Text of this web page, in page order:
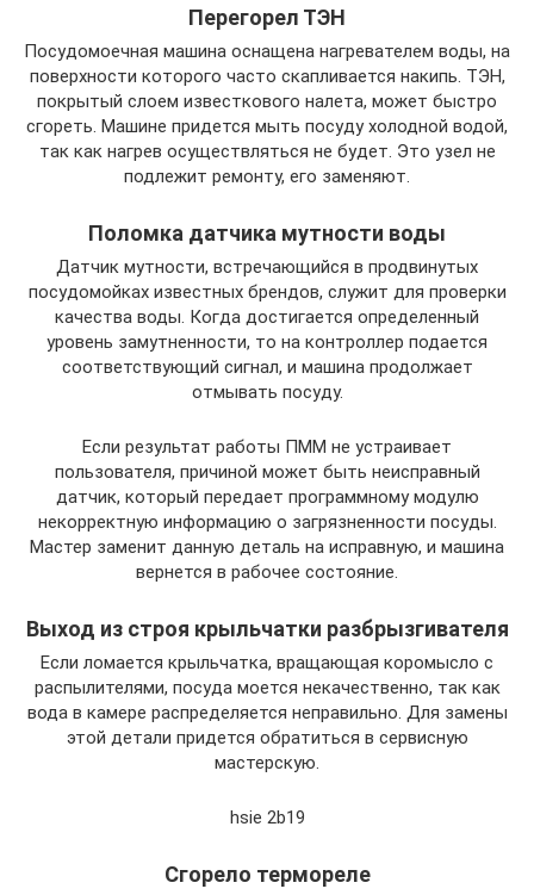
Перегорел ТЭН
Посудомоечная машина оснащена нагревателем воды, на
поверхности которого часто скапливается накипь. ТЭН,
покрытый слоем известкового налета, может быстро
сгореть. Машине придется мыть посуду холодной водой,
так как нагрев осуществляться не будет. Это узел не
подлежит ремонту, его заменяют.
Поломка датчика мутности воды
Датчик мутности, встречающийся в продвинутых
посудомойках известных брендов, служит для проверки
качества воды. Когда достигается определенный
уровень замутненности, то на контроллер подается
соответствующий сигнал, и машина продолжает
отмывать посуду.
Если результат работы ПММ не устраивает
пользователя, причиной может быть неисправный
датчик, который передает программному модулю
некорректную информацию о загрязненности посуды.
Мастер заменит данную деталь на исправную, и машина
вернется в рабочее состояние.
Выход из строя крыльчатки разбрызгивателя
Если ломается крыльчатка, вращающая коромысло с
распылителями, посуда моется некачественно, так как
вода в камере распределяется неправильно. Для замены
этой детали придется обратиться в сервисную
мастерскую.
hsie 2b19
Сгорело термореле